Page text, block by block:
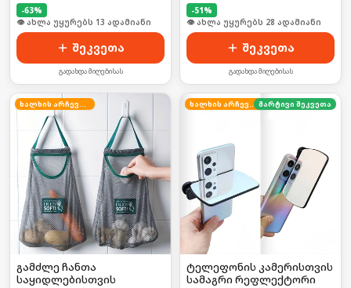
-63%
🛒 ბოლო 24სთ-ში იყიდა 22-მა
შეკვეთა
გადახდა მიღებისას
-51%
🛒 ბოლო 24სთ-ში იყიდა 37-მა
შეკვეთა
გადახდა მიღებისას
ხალხის არჩევანი
გამძლე ჩანთა
საყიდლებისთვის
ხალხის არჩევანი მარტივი შეკვეთა
ტელეფონის კამერისთვის
სამაგრი რეფლექტორი